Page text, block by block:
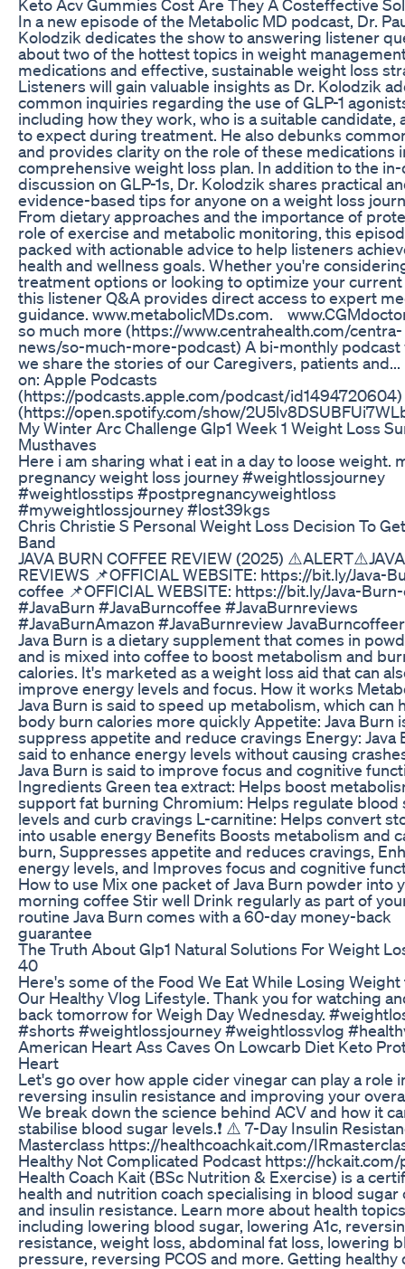
Keto Acv Gummies Cost Are They A Costeffective
In a new episode of the Metabolic MD podcast, Dr.
Kolodzik dedicates the show to answering listener
about two of the hottest topics in weight
medications and effective, sustainable weight loss
Listeners will gain valuable insights as Dr. Kolodzik
common inquiries regarding the use of GLP-1
including how they work, who is a suitable candidate,
to expect during treatment. He also debunks
and provides clarity on the role of these medications
comprehensive weight loss plan. In addition to the
discussion on GLP-1s, Dr. Kolodzik shares practical
evidence-based tips for anyone on a weight loss
From dietary approaches and the importance of
role of exercise and metabolic monitoring, this
packed with actionable advice to help listeners
health and wellness goals. Whether you're
treatment options or looking to optimize your
this listener Q&A provides direct access to expert
guidance. www.metabolicMDs.com.
so much more (https://www.centrahealth.com/centra-
news/so-much-more-podcast) A bi-monthly podcast
we share the stories of our Caregivers, patients
on: Apple Podcasts
(https://podcasts.apple.com/podcast/
(https://open.spotify.com/show/
My Winter Arc Challenge Glp1 Week 1 Weight Loss
Musthaves
Here i am sharing what i eat in a day to loose weight.
pregnancy weight loss journey #weightlossjourney
#weightlosstips #postpregnancyweightloss
#myweightlossjourney #lost39kgs
Chris Christie S Personal Weight Loss Decision To
Band
JAVA BURN COFFEE REVIEW (2025)
REVIEWS 📌OFFICIAL WEBSITE: https://bit.ly/Java-
coffee 📌OFFICIAL WEBSITE: https://bit.ly/Java-
#JavaBurn #JavaBurncoffee #JavaBurnreviews
#JavaBurnAmazon #JavaBurnreview
Java Burn is a dietary supplement that comes in
and is mixed into coffee to boost metabolism and
calories. It's marketed as a weight loss aid that can
improve energy levels and focus. How it works
Java Burn is said to speed up metabolism, which can
body burn calories more quickly Appetite: Java Burn
suppress appetite and reduce cravings Energy: Java
said to enhance energy levels without causing
Java Burn is said to improve focus and cognitive
Ingredients Green tea extract: Helps boost
support fat burning Chromium: Helps regulate blood
levels and curb cravings L-carnitine: Helps convert
into usable energy Benefits Boosts metabolism and
burn, Suppresses appetite and reduces cravings,
energy levels, and Improves focus and cognitive
How to use Mix one packet of Java Burn powder into
morning coffee Stir well Drink regularly as part of
routine Java Burn comes with a 60-day money-back
guarantee
The Truth About Glp1 Natural Solutions For Weight
40
Here's some of the Food We Eat While Losing
Our Healthy Vlog Lifestyle. Thank you for watching
back tomorrow for Weigh Day Wednesday.
#shorts #weightlossjourney #weightlossvlog
American Heart Ass Caves On Lowcarb Diet Keto
Heart
Let's go over how apple cider vinegar can play a role
reversing insulin resistance and improving your
We break down the science behind ACV and how it
stabilise blood sugar levels.❗ ⚠️ 7-Day Insulin
Masterclass https://healthcoachkait.com/
Healthy Not Complicated Podcast https://
Health Coach Kait (BSc Nutrition & Exercise) is a
health and nutrition coach specialising in blood sugar
and insulin resistance. Learn more about health topics
including lowering blood sugar, lowering A1c,
resistance, weight loss, abdominal fat loss, lowering
pressure, reversing PCOS and more. Getting healthy